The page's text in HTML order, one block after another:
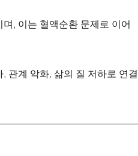
, 이는 혈액순환 문제로 이어
관계 악화, 삶의 질 저하로 연결